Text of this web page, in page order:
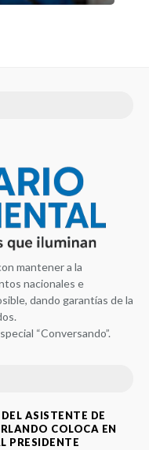
mantener a la
nacionales e
dando garantías de la
“Conversando”.
ASISTENTE DE
COLOCA EN
PRESIDENTE